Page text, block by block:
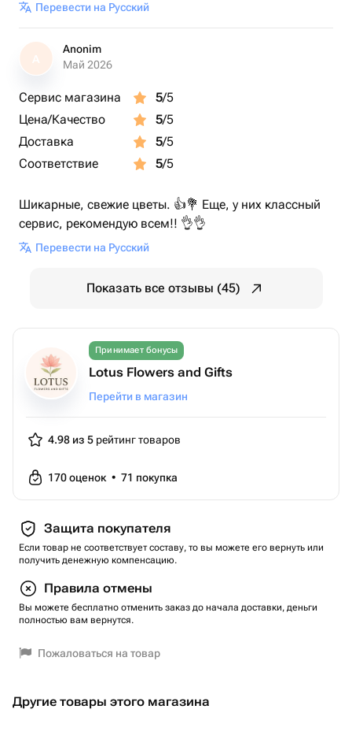
Перевести на Русский
A
Anonim
Май 2026
Сервис магазина 5/5
Цена/Качество
5/5
Доставка
5/5
Соответствие
5/5
Шикарные, свежие цветы. 👍💐 Еще, у них классный
сервис, рекомендую всем!! 👌👌
Перевести на Русский
Показать все отзывы (45)
Принимает бонусы
Lotus Flowers and Gifts
Перейти в магазин
4.98 из 5 рейтинг товаров
170оценок • 71 покупка
Защита покупателя
Если товар не соответствует составу, то вы можете его вернуть или
получить денежную компенсацию.
Правила отмены
Вы можете бесплатно отменить заказ до начала доставки, деньги
полностью вам вернутся.
Пожаловаться на товар
Другие товары этого магазина